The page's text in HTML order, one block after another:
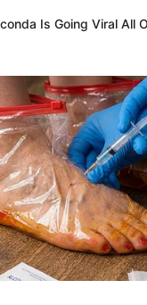
Is Going Viral All